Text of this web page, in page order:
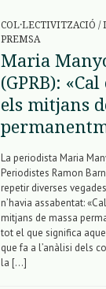
COL·LECTIVITZACIÓ /
PREMSA
Maria
(GPRB):
els mitjans
La periodista Maria
Periodistes Ramon
repetir diverses
n’havia assabentat:
mitjans de massa
tot el que significa
que fa a l’anàlisi dels
la […]